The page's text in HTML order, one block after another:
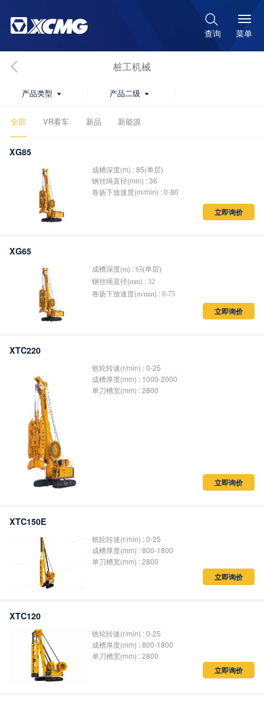

查询 菜单
桩工机械
产品类型  产品二级 
全部 VR看车 新品 新能源
XG85
成槽深度(m) :85(单层)
钢丝绳直径(mm) : 36
卷扬下放速度(m/min) : 0-80
立即询价
XG65
成槽深度(m) : 65(单层)
钢丝绳直径(mm) : 32
卷扬下放速度(m/min) : 0-75
立即询价
XTC220
铣轮转速(r/min) : 0-25
成槽厚度(mm) : 1000-2000
单刀槽宽(mm) : 2800
立即询价
XTC150E
铣轮转速(r/min) : 0-25
成槽厚度(mm) : 800-1800
单刀槽宽(mm) : 2800
立即询价
XTC120
铣轮转速(r/min) : 0-25
成槽厚度(mm) : 800-1800
单刀槽宽(mm) : 2800
立即询价